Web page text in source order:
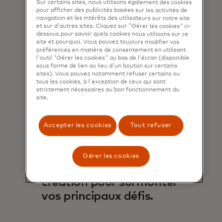
Découvrez des
opportunités de co-
création pour surmonter
vos principaux défis.
Sur certains sites, nous utilisons également des cookies
pour afficher des publicités basées sur les activités de
navigation et les intérêts des utilisateurs sur notre site
et sur d'autres sites. Cliquez sur "Gérer les cookies" ci-
dessous pour savoir quels cookies nous utilisons sur ce
site et pourquoi. Vous pouvez toujours modifier vos
préférences en matière de consentement en utilisant
l'outil "Gérer les cookies" au bas de l'écran (disponible
sous forme de lien au lieu d'un bouton sur certains
sites). Vous pouvez notamment refuser certains ou
tous les cookies, à l'exception de ceux qui sont
strictement nécessaires au bon fonctionnement du
site.
Accepter les cookies Tout refuser
Gérer les cookies